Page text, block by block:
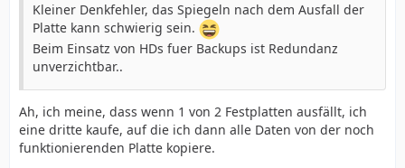
Kleiner Denkfehler, das Spiegeln nach dem Ausfall der
Platte kann schwierig sein.
Beim Einsatz von HDs fuer Backups ist Redundanz
unverzichtbar..
Ah, ich meine, dass wenn 1 von 2 Festplatten ausfällt, ich
eine dritte kaufe, auf die ich dann alle Daten von der noch
funktionierenden Platte kopiere.